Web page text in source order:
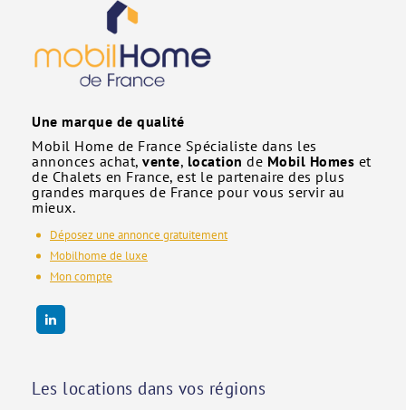
Une marque de qualité
Mobil Home de France Spécialiste dans les
annonces achat, vente, location de Mobil Homes et
de Chalets en France, est le partenaire des plus
grandes marques de France pour vous servir au
mieux.
Déposez une annonce gratuitement
Mobilhome de luxe
Mon compte
Les locations dans vos régions